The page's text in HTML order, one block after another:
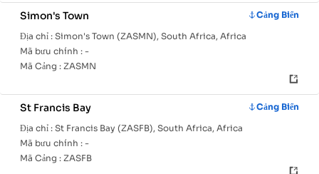
Simon's Town
Cảng Biển
Địa chỉ : Simon's Town (ZASMN), South Africa, Africa
Mã bưu chính : -
Mã Cảng : ZASMN
St Francis Bay
Cảng Biển
Địa chỉ : St Francis Bay (ZASFB), South Africa, Africa
Mã bưu chính : -
Mã Cảng : ZASFB